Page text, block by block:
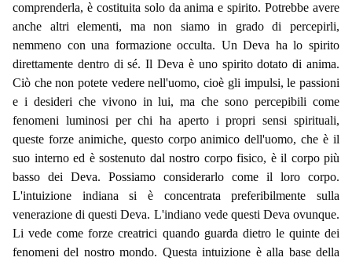
comprenderla, è costituita solo da anima e spirito. Potrebbe avere
anche altri elementi, ma non siamo in grado di percepirli,
nemmeno con una formazione occulta. Un Deva ha lo spirito
direttamente dentro di sé. Il Deva è uno spirito dotato di anima.
Ciò che non potete vedere nell'uomo, cioè gli impulsi, le passioni
e i desideri che vivono in lui, ma che sono percepibili come
fenomeni luminosi per chi ha aperto i propri sensi spirituali,
queste forze animiche, questo corpo animico dell'uomo, che è il
suo interno ed è sostenuto dal nostro corpo fisico, è il corpo più
basso dei Deva. Possiamo considerarlo come il loro corpo.
L'intuizione indiana si è concentrata preferibilmente sulla
venerazione di questi Deva. L'indiano vede questi Deva ovunque.
Li vede come forze creatrici quando guarda dietro le quinte dei
fenomeni del nostro mondo. Questa intuizione è alla base della